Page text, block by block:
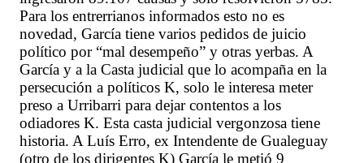
Para los entrerrianos informados esto no es
novedad, García tiene varios pedidos de juicio
político por “mal desempeño” y otras yerbas. A
García y a la Casta judicial que lo acompaña en la
persecución a políticos K, solo le interesa meter
preso a Urribarri para dejar contentos a los
odiadores K. Esta casta judicial vergonzosa tiene
historia. A Luís Erro, ex Intendente de Gualeguay
(otro de los dirigentes K) García le metió 9